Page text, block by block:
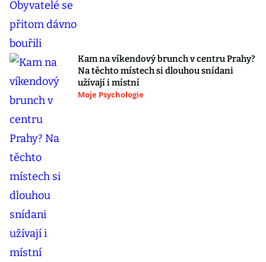
Kam na víkendový brunch v centru Prahy?
Na těchto místech si dlouhou snídani
užívají i místní
Moje Psychologie